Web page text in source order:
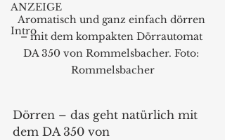
ANZEIGE
Intro
Aromatisch und ganz einfach dörren
– mit dem kompakten Dörrautomat
DA 350 von Rommelsbacher. Foto:
Rommelsbacher
Dörren – das geht natürlich mit
dem DA 350 von